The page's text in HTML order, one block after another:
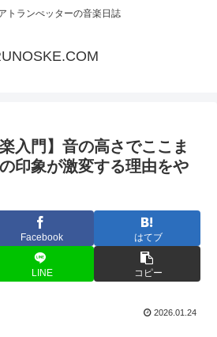
トランぺッターの音楽日誌
入門】音の高さでここま
印象が激変する理由をや
Facebook はてブ
LINE コピー
2026.01.24